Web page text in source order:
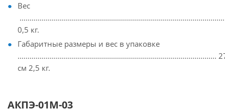
Вес
0,5 кг.
Габаритные размеры и вес в упаковке
...................................................................................................
см 2,5 кг.
АКПЭ-01М-03